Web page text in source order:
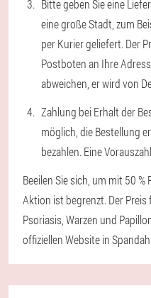
Bitte geben Sie eine
eine große Stadt, zum
per Kurier geliefert. Der
Postboten an Ihre
abweichen, er wird von
Zahlung bei Erhalt der
möglich, die Bestellung
bezahlen. Eine
Beeilen Sie sich, um mit 50
Aktion ist begrenzt. Der Preis
Psoriasis, Warzen und
offiziellen Website in